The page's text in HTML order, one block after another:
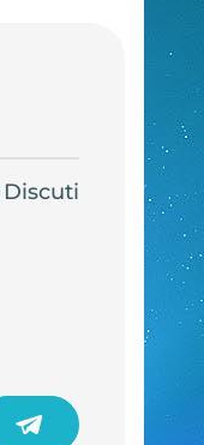
Discuti